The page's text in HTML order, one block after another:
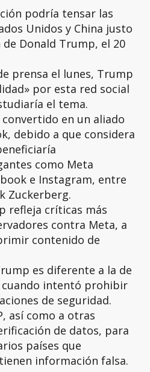
podría tensar las
Unidos y China justo
Donald Trump, el 20
prensa el lunes, Trump
por esta red social
el tema.
en un aliado
debido a que considera
como Meta
e Instagram, entre
Zuckerberg.
refleja críticas más
contra Meta, a
contenido de
es diferente a la de
intentó prohibir
de seguridad.
así como a otras
de datos, para
países que
información falsa.